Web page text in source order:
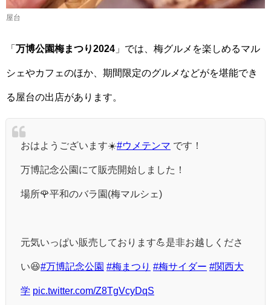
屋台
「万博公園梅まつり2024 」では、梅グルメを楽しめるマル
シェやカフェのほか、期間限定のグルメなどがを堪能でき
る屋台の出店があります。
おはようございます☀️#ウメテンマ です！
万博記念公園にて販売開始しました！
場所🌹平和のバラ園(梅マルシェ)
元気いっぱい販売しております💪是非お越しくださ
い😆#万博記念公園 #梅まつり #梅サイダー #関西大
学 pic.twitter.com/Z8TgVcyDqS